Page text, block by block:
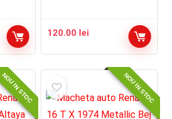
120.00 lei
NOU IN STOC NOU IN STOC